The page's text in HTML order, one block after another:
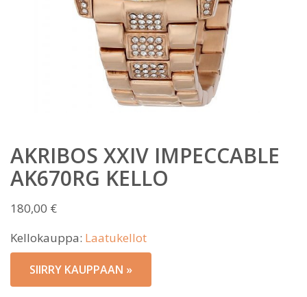
AKRIBOS XXIV IMPECCABLE
AK670RG KELLO
180,00 €
Kellokauppa: Laatukellot
SIIRRY KAUPPAAN »